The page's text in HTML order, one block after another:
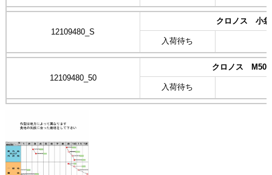
12109480_S
クロノス 小袋
入荷待ち
12109480_50
クロノス
入荷待ち